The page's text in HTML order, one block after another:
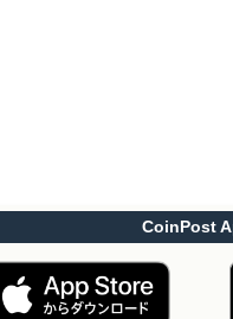
CoinPost